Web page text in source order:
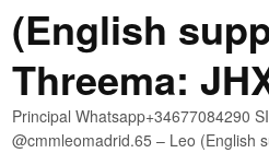
(English
Threema:
Principal Whatsapp+34677084290
@cmmleomadrid.65 – Leo (English